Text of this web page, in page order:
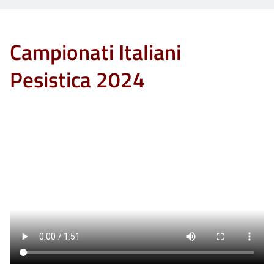
Campionati Italiani
Pesistica 2024